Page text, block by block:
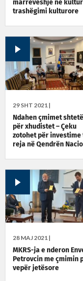
marrëveshje në
trashëgimi kulturore
29 SHT 2021 |
Ndahen çmimet
për xhudistet – Çeku
zotohet për investime
reja në Qendrën
28 MAJ 2021 |
MKRS-ja e nderon
Petrovcin me çmimin
vepër jetësore